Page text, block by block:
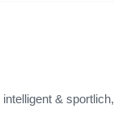
& sportlich,